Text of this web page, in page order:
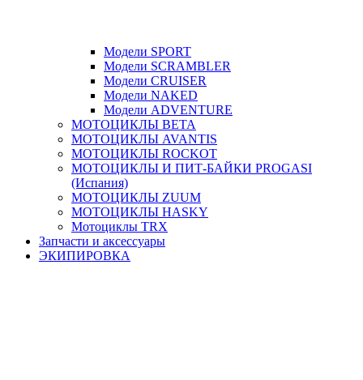
Модели SPORT
Модели SCRAMBLER
Модели CRUISER
Модели NAKED
Модели ADVENTURE
МОТОЦИКЛЫ BETA
МОТОЦИКЛЫ AVANTIS
МОТОЦИКЛЫ ROCKOT
МОТОЦИКЛЫ И ПИТ-БАЙКИ PROGASI
(Испания)
МОТОЦИКЛЫ ZUUM
МОТОЦИКЛЫ HASKY
Мотоциклы TRX
Запчасти и аксессуары
ЭКИПИРОВКА